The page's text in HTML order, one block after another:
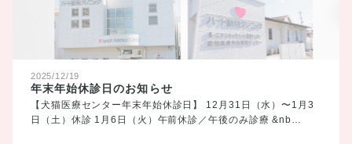
2025/12/19
年末年始休診日のお知らせ
【犬猫医療センター年末年始休診日】 12月31日（水）〜1月3
日（土）休診 1月6日（火）午前休診／午後のみ診療 &nb…